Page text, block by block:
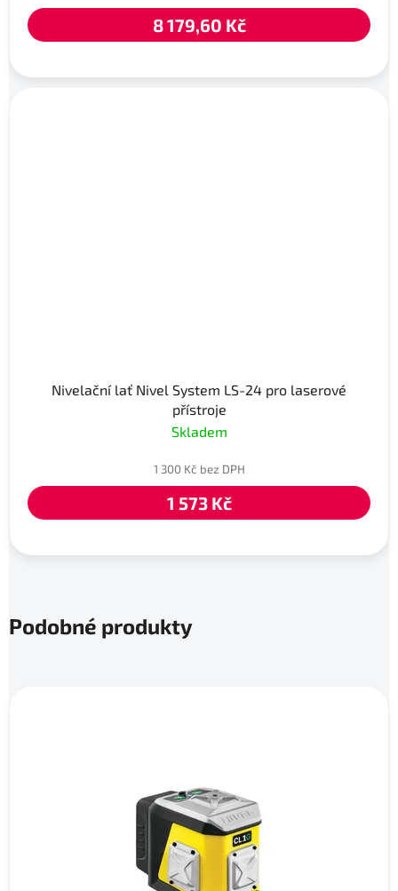
8 179,60 Kč
Nivelační lať Nivel System LS-24 pro laserové
přístroje
Skladem
1 300 Kč bez DPH
1 573 Kč
Podobné produkty